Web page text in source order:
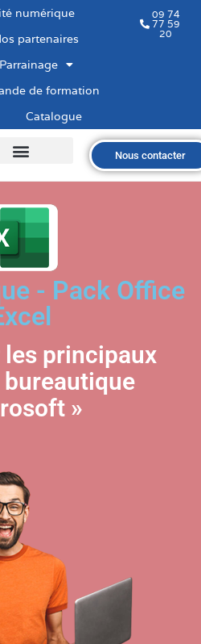
numérique
partenaires
Parrainage
de formation
Catalogue
09 74
77 59
20
Nous contacter
- Pack Office
principaux
»